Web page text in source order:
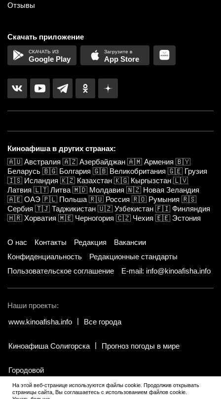
Отзывы
Скачать приложение
Google Play App Store
Киноафиша в других странах:
🇦🇺 Австралия 🇦🇿 Азербайджан 🇦🇲 Армения 🇧🇾
Беларусь 🇧🇬 Болгария 🇬🇧 Великобритания 🇬🇪 Грузия
🇮🇸 Исландия 🇰🇿 Казахстан 🇰🇬 Кыргызстан 🇱🇻
Латвия 🇱🇹 Литва 🇲🇩 Молдавия 🇳🇿 Новая Зеландия
🇦🇪 ОАЭ 🇵🇱 Польша 🇷🇺 Россия 🇷🇴 Румыния 🇷🇸
Сербия 🇹🇯 Таджикистан 🇺🇿 Узбекистан 🇫🇮 Финляндия
🇭🇷 Хорватия 🇲🇪 Черногория 🇨🇿 Чехия 🇪🇪 Эстония
О нас Контакты Редакция
Вакансии
Конфиденциальность
Редакционные стандарты
Пользовательское соглашение
E-mail: info@kinoafisha.info
Наши проекты:
www.kinoafisha.info
Все города
Киноафиша Солигорска Прогноз погоды в мире
Городовой
© 2002-2026 Все права и материалы принадлежат «Киноафиша».
На этой веб-странице используются файлы cookie. Продолжив открывать
страницы сайта, Вы соглашаетесь с использованием файлов cookie.